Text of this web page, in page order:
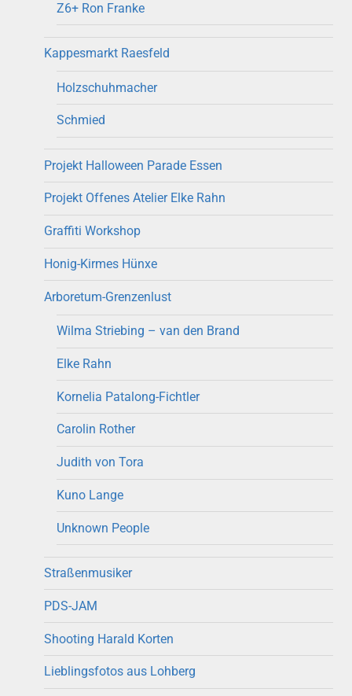
Z6+ Ron Franke
Kappesmarkt Raesfeld
Holzschuhmacher
Schmied
Projekt Halloween Parade Essen
Projekt Offenes Atelier Elke Rahn
Graffiti Workshop
Honig-Kirmes Hünxe
Arboretum-Grenzenlust
Wilma Striebing – van den Brand
Elke Rahn
Kornelia Patalong-Fichtler
Carolin Rother
Judith von Tora
Kuno Lange
Unknown People
Straßenmusiker
PDS-JAM
Shooting Harald Korten
Lieblingsfotos aus Lohberg